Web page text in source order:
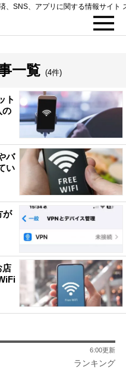
、SNS、アプリに関する情報サイト
一覧 (4件)
ト
の
バ
い
が
店
ランキング
6:00更新